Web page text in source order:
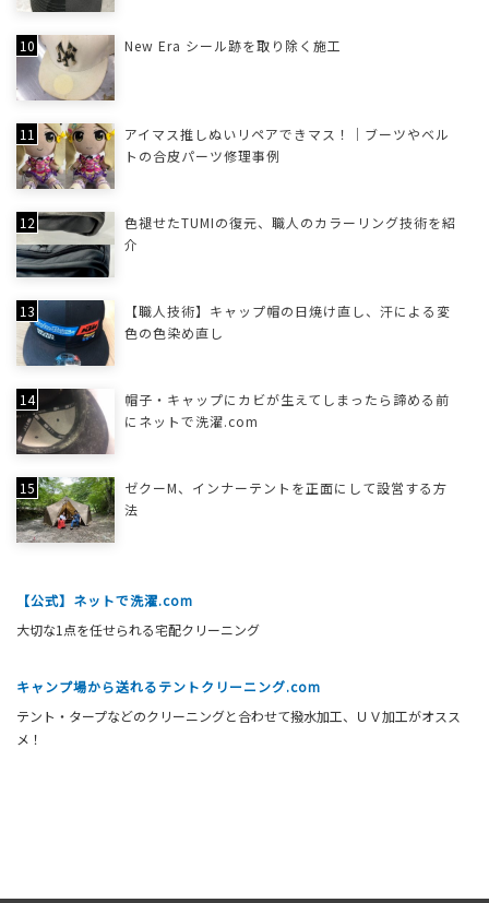
New Era シール跡を取り除く施工
アイマス推しぬいリペアできマス！｜ブーツやベル
トの合皮パーツ修理事例
色褪せたTUMIの復元、職人のカラーリング技術を紹
介
【職人技術】キャップ帽の日焼け直し、汗による変
色の色染め直し
帽子・キャップにカビが生えてしまったら諦める前
にネットで洗濯.com
ゼクーM、インナーテントを正面にして設営する方
法
【公式】ネットで洗濯.com
大切な1点を任せられる宅配クリーニング
キャンプ場から送れるテントクリーニング.com
テント・タープなどのクリーニングと合わせて撥水加工、ＵＶ加工がオスス
メ！